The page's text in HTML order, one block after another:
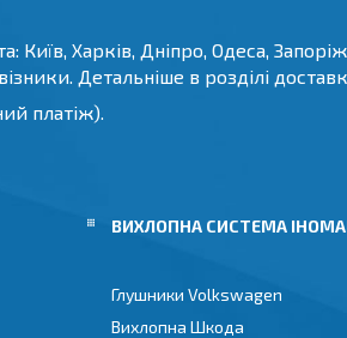
Харків, Дніпро, Одеса,
Детальніше в розділі
платіж).
ВИХЛОПНА СИСТЕМА
Глушники Volkswagen
Вихлопна Шкода